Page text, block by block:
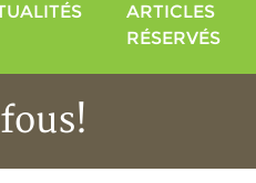
ARTICLES
RÉSERVÉS